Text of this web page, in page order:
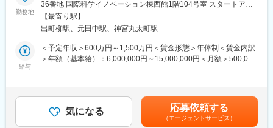
プ企業です。
2025年には約7億円を調達し、さらにNEDOの大型補助金事業に
も採択。現在も開発を進め、2027年度までに誤り耐性量子コンピ
性原子方式の量子コンピュータを社会実装し、従来のコンピュー
タでは解決できない社会課題に挑みます。
社の量子ハードウェアが実行可能な物理操作シーケンスへ変換す
る「制御系ソフトウェア／物理回路コンパイラ」を担います。量
子ビット配置や原子移動、パルス照射のタイミングなど、物理制
約を考慮したスケジューリングを設計し、誤り訂正を含む高度な
変換ロジックを実装します。量子物理チームやハードウェアエン
■職務詳細：
・論理量子回路を物理操作列へ変換するコンパイラ設計・実装
・原子配置やパルス制約を踏まえたスケジューリング開発
勤務地
36番地 国際科学イノベーション棟西館1階104号室 スタートアッ
プオフィス2号室受動喫煙対策：敷地内全面禁煙変更の範囲：会社
の定める事業所（リモートワーク含む）
【最寄り駅】
出町柳駅、元田中駅、神宮丸太町駅
給与
＜予定年収＞600万円～1,500万円＜賃金形態＞年俸制＜賃金内訳
＞年額（基本給）：6,000,000円～15,000,000円＜月額＞500,000
気になる 応募依頼する
（エージェントサービス）